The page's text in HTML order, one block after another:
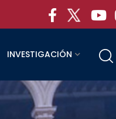
INVESTIGACIÓN